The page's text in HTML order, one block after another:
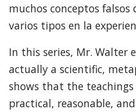
muchos conceptos
varios tipos en la
In this series, Mr. Walter
actually a scientific,
shows that the teachings
practical, reasonable,